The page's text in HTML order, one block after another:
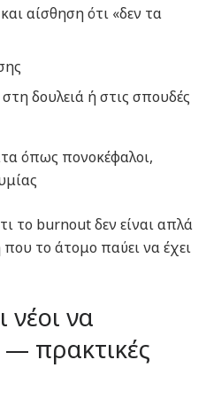
αίσθηση ότι «δεν τα
δουλειά ή στις σπουδές
όπως πονοκέφαλοι,
το burnout δεν είναι απλά
το άτομο παύει να έχει
να
πρακτικές